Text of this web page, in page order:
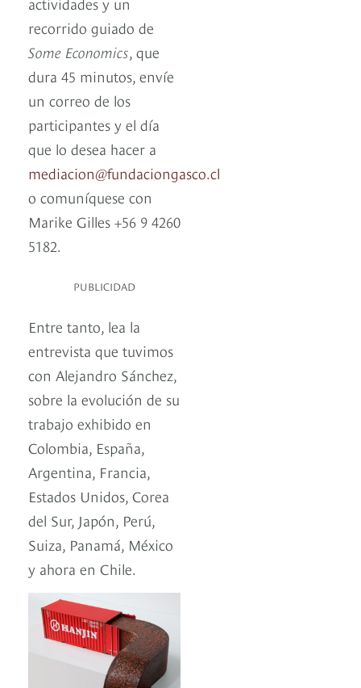
recorrido guiado de
Some Economics, que
dura 45 minutos, envíe
un correo de los
participantes y el día
que lo desea hacer a
mediacion@fundaciongasco.cl
o comuníquese con
Marike Gilles +56 9 4260
5182.
PUBLICIDAD
Entre tanto, lea la
entrevista que tuvimos
con Alejandro Sánchez,
sobre la evolución de su
trabajo exhibido en
Colombia, España,
Argentina, Francia,
Estados Unidos, Corea
del Sur, Japón, Perú,
Suiza, Panamá, México
y ahora en Chile.